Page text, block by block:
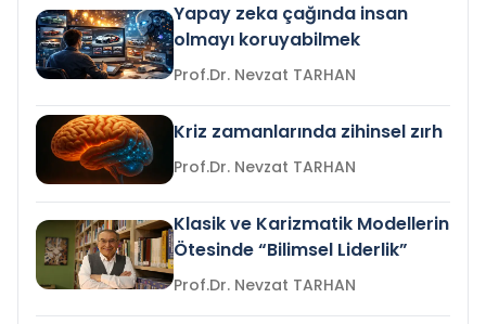
Yapay zeka çağında insan
olmayı koruyabilmek
Prof.Dr. Nevzat TARHAN
Kriz zamanlarında zihinsel zırh
Prof.Dr. Nevzat TARHAN
Klasik ve Karizmatik Modellerin
Ötesinde “Bilimsel Liderlik”
Prof.Dr. Nevzat TARHAN